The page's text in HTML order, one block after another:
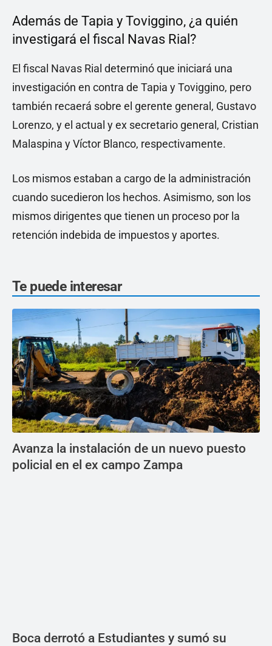
Además de Tapia y Toviggino, ¿a quién
investigará el fiscal Navas Rial?
El fiscal Navas Rial determinó que iniciará una
investigación en contra de Tapia y Toviggino, pero
también recaerá sobre el gerente general, Gustavo
Lorenzo, y el actual y ex secretario general, Cristian
Malaspina y Víctor Blanco, respectivamente.
Los mismos estaban a cargo de la administración
cuando sucedieron los hechos. Asimismo, son los
mismos dirigentes que tienen un proceso por la
retención indebida de impuestos y aportes.
Te puede interesar
Avanza la instalación de un nuevo puesto
policial en el ex campo Zampa
Boca derrotó a Estudiantes y sumó su